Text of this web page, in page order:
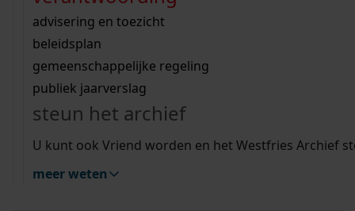
bouwvergunningen
omgevingsvergunningen
vergunningen
beeld en geluid
uitleg nodig?
Wij helpen u op weg met een aantal zoektips.
bekijk alle zoektips
Wij helpen u op weg met een aantal zoektips.
bekijk alle zoektips
bekijk ons geschiedenislokaal
advisering en toezicht
beleidsplan
gemeenschappelijke regeling
publiek jaarverslag
steun het archief
U kunt ook Vriend worden en het Westfries Archief
meer weten
zoektips
Mijn Studiezaal (inloggen)
uw zoekopdracht te